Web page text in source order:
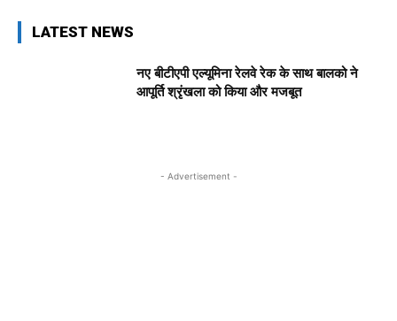
LATEST NEWS
नए बीटीएपी एल्यूमिना रेलवे रेक के साथ बालको ने
आपूर्ति श्रृंखला को किया और मजबूत
- Advertisement -